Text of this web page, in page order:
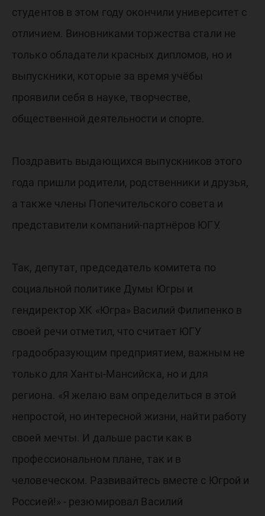
студентов в этом году окончили университет с
отличием. Виновниками торжества стали не
только обладатели красных дипломов, но и
выпускники, которые за время учёбы
проявили себя в науке, творчестве,
общественной деятельности и спорте.
Поздравить выдающихся выпускников этого
года пришли родители, родственники и друзья,
а также члены Попечительского совета и
представители компаний-партнёров ЮГУ.
Так, депутат, председатель комитета по
социальной политике Думы Югры и
гендиректор ХК «Югра» Василий Филипенко в
своей речи отметил, что считает ЮГУ
градообразующим предприятием, важным не
только для Ханты-Мансийска, но и для
региона. «Я желаю вам определиться в этой
непростой, но интересной жизни, найти работу
своей мечты. И дальше расти как в
профессиональном плане, так и в
человеческом. Развивайтесь вместе с Югрой и
Россией!» - резюмировал Василий